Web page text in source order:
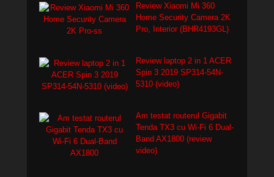
Review Xiaomi Mi 360
Home Security Camera 2K
Pro, Interior (BHR4193GL)
Review laptop 2 in 1 ACER
Spin 3 2019 SP314-54N-
5310 (video)
Am testat routerul Gigabit
Tenda TX3 cu Wi-Fi 6 Dual-
Band AX1800 (review
video)